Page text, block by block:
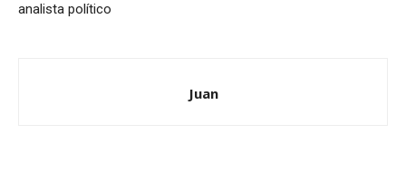
analista político
Juan